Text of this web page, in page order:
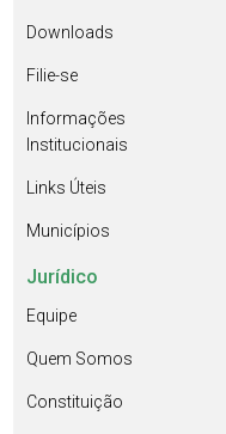
Downloads
Filie-se
Informações
Institucionais
Links Úteis
Municípios
Jurídico
Equipe
Quem Somos
Constituição